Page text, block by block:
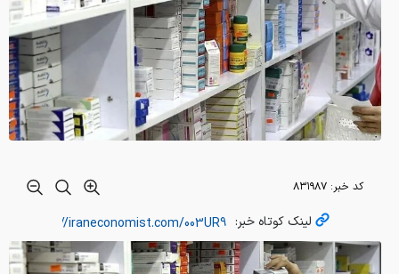
کد خبر: ۸۳۱۹۸۷
لینک کوتاه خبر: